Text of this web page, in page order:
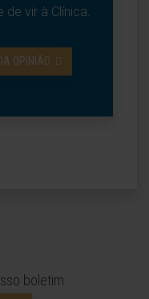
vir à Clínica.
OPINIÃO
boletim